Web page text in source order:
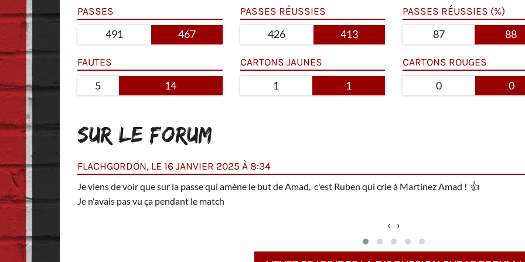
PASSES
491 467
PASSES RÉUSSIES
426 413
PASSES RÉUSSIES (%)
87 88
FAUTES
5 14
CARTONS JAUNES
1 1
CARTONS ROUGES
0 0
SUR LE FORUM
FLACHGORDON, LE 16 JANVIER 2025 À 8:34
Je viens de voir que sur la passe qui amène le but de Amad, c'est Ruben qui crie à Martinez Amad ! 👍
Je n'avais pas vu ça pendant le match
‹ ›